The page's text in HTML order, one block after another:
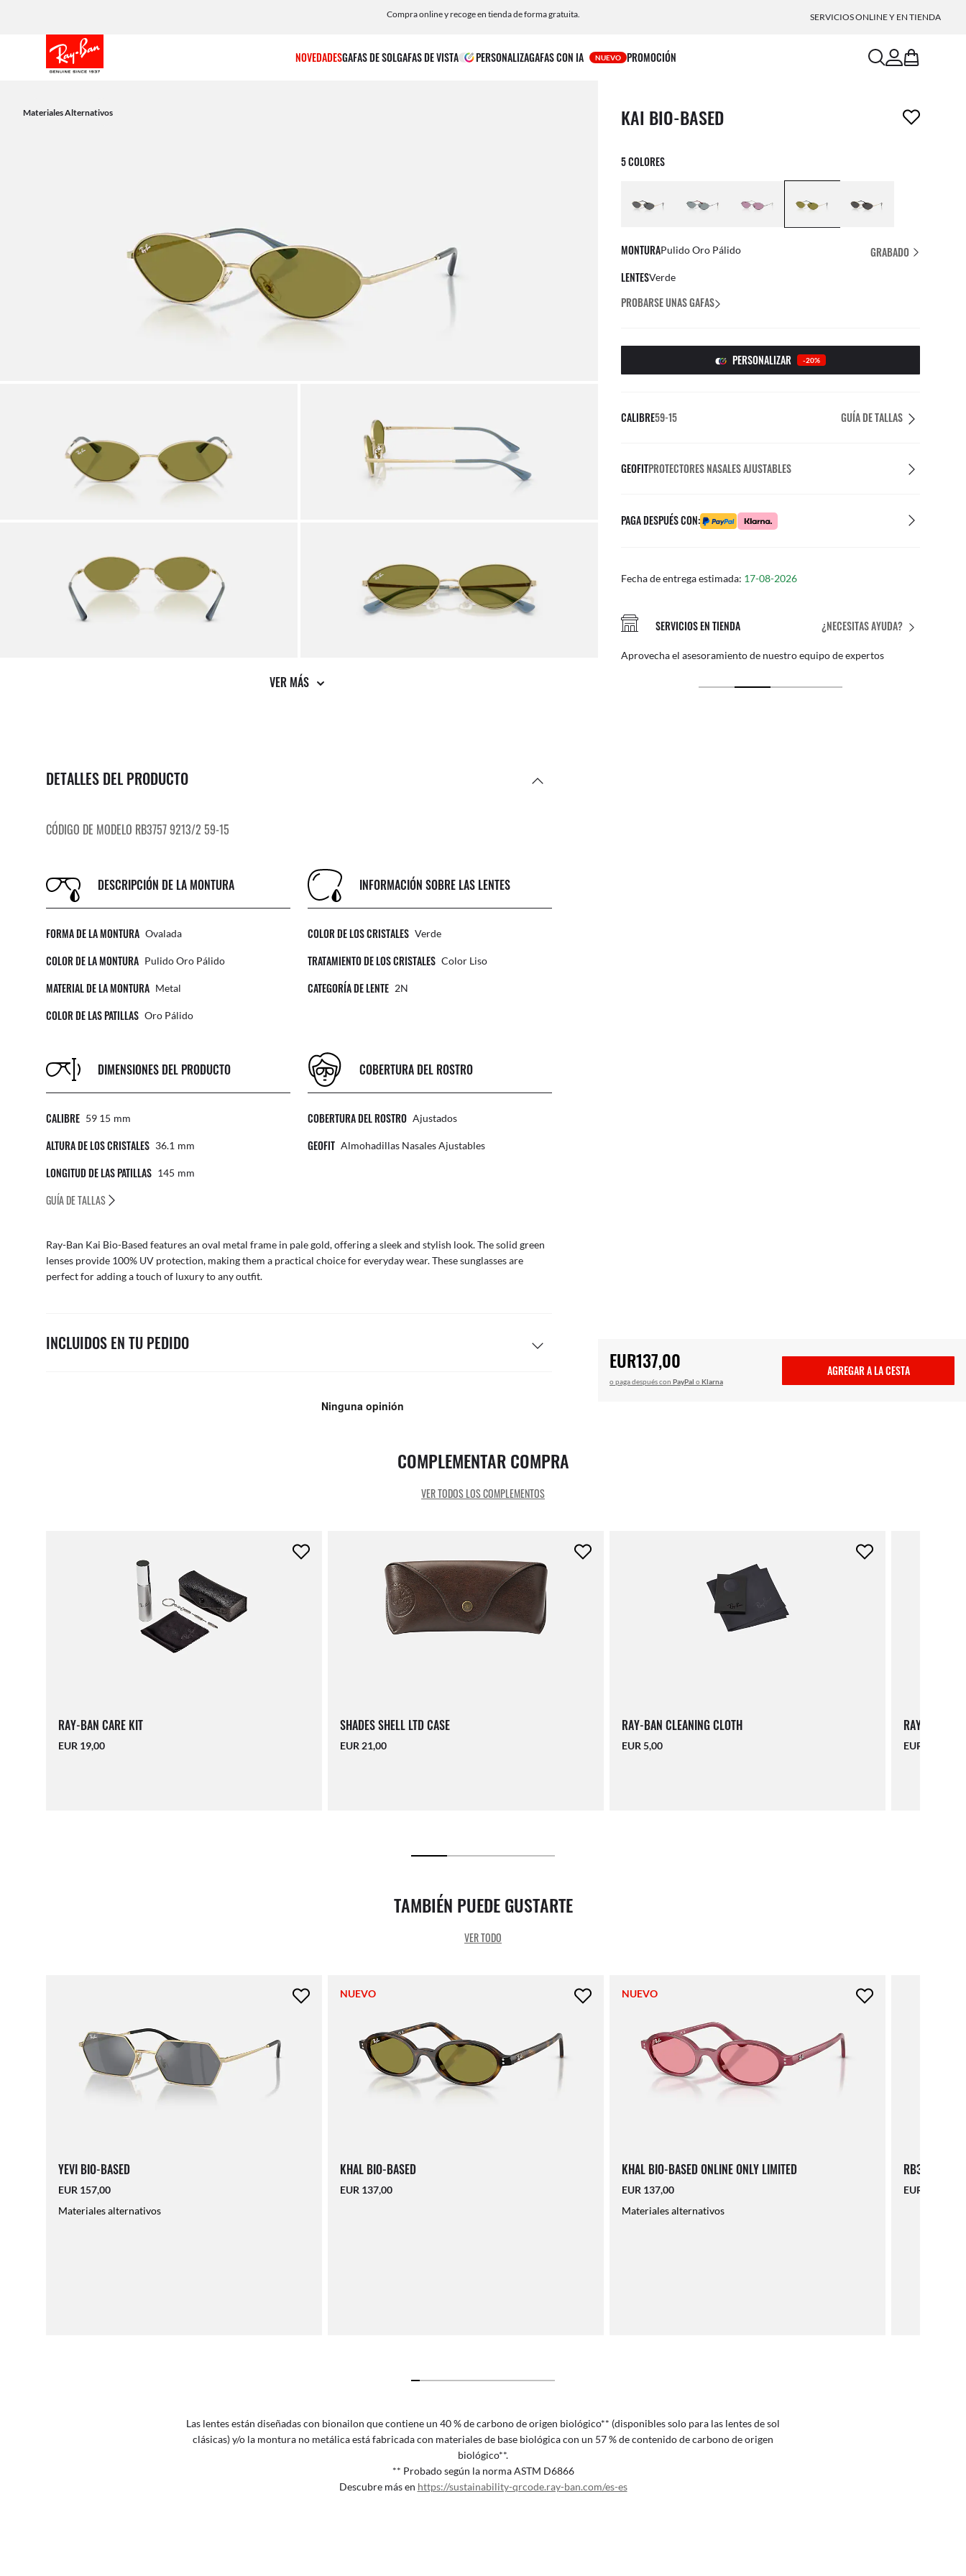
Compra online y recoge en tienda de forma gratuita. SERVICIOS ONLINE Y EN TIENDA
NOVEDADESGAFAS DE SOLGAFAS DE VISTA PERSONALIZAGAFAS CON IA NUEVO PROMOCIÓN searchaccount
bag
Materiales Alternativos
VER MÁS
DETALLES DEL PRODUCTO
CÓDIGO DE MODELO RB3757 9213/2 59-15
DESCRIPCIÓN DE LA MONTURA
FORMA DE LA MONTURA Ovalada
COLOR DE LA MONTURA Pulido Oro Pálido
MATERIAL DE LA MONTURA Metal
COLOR DE LAS PATILLAS Oro Pálido
INFORMACIÓN SOBRE LAS LENTES
COLOR DE LOS CRISTALES Verde
TRATAMIENTO DE LOS CRISTALES Color Liso
CATEGORÍA DE LENTE 2N
DIMENSIONES DEL PRODUCTO
CALIBRE 59 15 Mm
ALTURA DE LOS CRISTALES 36.1 Mm
LONGITUD DE LAS PATILLAS 145 Mm
GUÍA DE TALLAS
COBERTURA DEL ROSTRO
COBERTURA DEL ROSTRO Ajustados
GEOFIT Almohadillas Nasales Ajustables
Ray-Ban Kai Bio-Based features an oval metal frame in pale gold, offering a sleek and stylish look. The solid green
lenses provide 100% UV protection, making them a practical choice for everyday wear. These sunglasses are
perfect for adding a touch of luxury to any outfit.
INCLUIDOS EN TU PEDIDO
1 artículo ha sido eliminado a tu lista de deseos
KAI BIO-BASED
5 COLORES
MONTURAPulido Oro Pálido
GRABADO
LENTESVerde
PROBARSE UNAS GAFAS
PERSONALIZAR -20%
CALIBRE59-15 GUÍA DE TALLAS
GEOFITPROTECTORES NASALES AJUSTABLES
PAGA DESPUÉS CON:
Fecha de entrega estimada: 17-08-2026
¿NECESITAS AYUDA?
SERVICIOS EN TIENDA
Aprovecha el asesoramiento de nuestro equipo de expertos
EUR137,00
o paga después con PayPal o Klarna
AGREGAR A LA CESTA
COMPLEMENTAR COMPRA
VER TODOS LOS COMPLEMENTOS
RAY-BAN CARE KIT
EUR 19,00
SHADES SHELL LTD CASE
EUR 21,00
RAY-BAN CLEANING CLOTH
EUR 5,00
RAY-BAN
EUR 16,00
TAMBIÉN PUEDE GUSTARTE
VER TODO
YEVI BIO-BASED
EUR 157,00
Materiales alternativos
NUEVO
KHAL BIO-BASED
EUR 137,00
NUEVO
KHAL BIO-BASED ONLINE ONLY LIMITED
EUR 137,00
Materiales alternativos
RB3767
EUR 167,00
Las lentes están diseñadas con bionailon que contiene un 40 % de carbono de origen biológico** (disponibles solo para las lentes de sol
clásicas) y/o la montura no metálica está fabricada con materiales de base biológica con un 57 % de contenido de carbono de origen
biológico**.
** Probado según la norma ASTM D6866
Descubre más en https://sustainability-qrcode.ray-ban.com/es-es